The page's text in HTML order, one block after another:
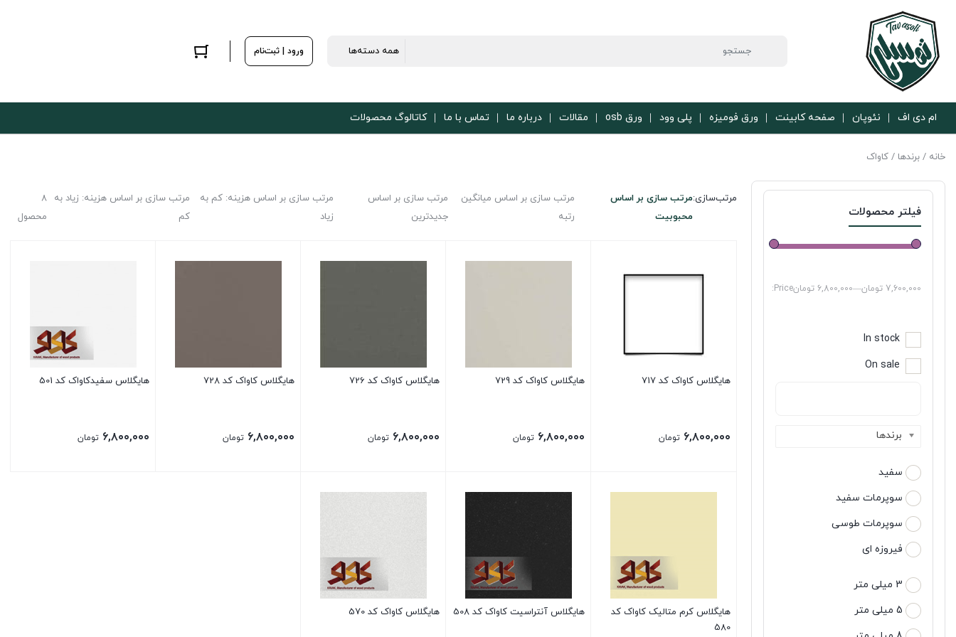
ورود | ثبت‌نام
ام دی اف نئوپان صفحه کابینت ورق فومیزه پلی وود ورق osb مقالات درباره ما تماس با ما کاتالوگ محصولات
خانه / برندها / کاواک
فیلتر محصولات
Price: 6,800,000 تومان— 7,600,000 تومان
In stock
On sale
برندها
سفید
سوپرمات سفید
سوپرمات طوسی
فیروزه ای
3 میلی متر
5 میلی متر
8
محصول
مرتب‌سازی:مرتب سازی بر اساس
محبوبیت
مرتب سازی بر اساس میانگین
رتبه
مرتب سازی بر اساس
جدیدترین
مرتب سازی بر اساس هزینه: کم به
زیاد
مرتب سازی بر اساس هزینه: زیاد به
کم
هایگلاس کاواک کد 717
۶,۸۰۰,۰۰۰ تومان
هایگلاس کاواک کد 729
۶,۸۰۰,۰۰۰ تومان
هایگلاس کاواک کد 726
۶,۸۰۰,۰۰۰ تومان
هایگلاس کاواک کد 728
۶,۸۰۰,۰۰۰ تومان
هایگلاس سفیدکاواک کد 501
۶,۸۰۰,۰۰۰ تومان
هایگلاس کرم متالیک کاواک کد
580
هایگلاس آنتراسیت کاواک کد 508 هایگلاس کاواک کد 570